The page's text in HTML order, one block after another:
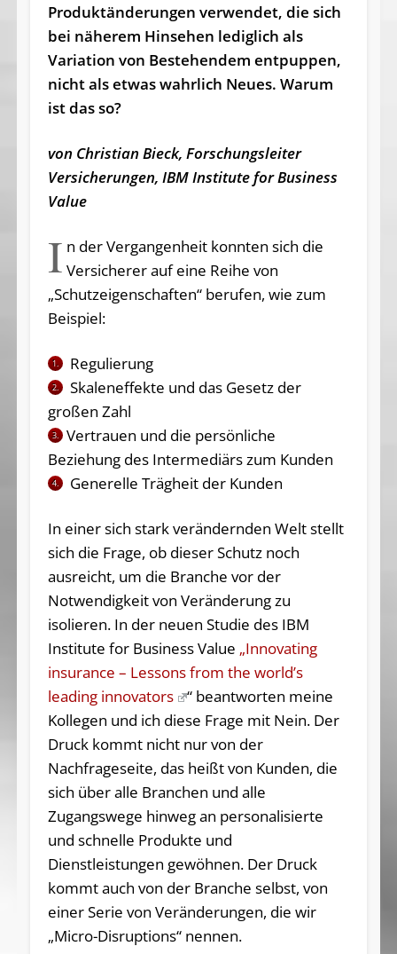
Produktänderungen verwendet, die sich
bei näherem Hinsehen lediglich als
Variation von Bestehendem entpuppen,
nicht als etwas wahrlich Neues. Warum
ist das so?
von Christian Bieck, Forschungsleiter
Versicherungen, IBM Institute for Business
Value
I n der Vergangenheit konnten sich die
Versicherer auf eine Reihe von
„Schutzeigenschaften“ berufen, wie zum
Beispiel:
1. Regulierung
2.
Skaleneffekte und das Gesetz der
großen Zahl
3.
Vertrauen und die persönliche
Beziehung des Intermediärs zum Kunden
4. Generelle Trägheit der Kunden
In einer sich stark verändernden Welt stellt
sich die Frage, ob dieser Schutz noch
ausreicht, um die Branche vor der
Notwendigkeit von Veränderung zu
isolieren. In der neuen Studie des IBM
Institute for Business Value „Innovating
insurance – Lessons from the world’s
leading innovators
“ beantworten meine
Kollegen und ich diese Frage mit Nein. Der
Druck kommt nicht nur von der
Nachfrageseite, das heißt von Kunden, die
sich über alle Branchen und alle
Zugangswege hinweg an personalisierte
und schnelle Produkte und
Dienstleistungen gewöhnen. Der Druck
kommt auch von der Branche selbst, von
einer Serie von Veränderungen, die wir
„Micro-Disruptions“ nennen.